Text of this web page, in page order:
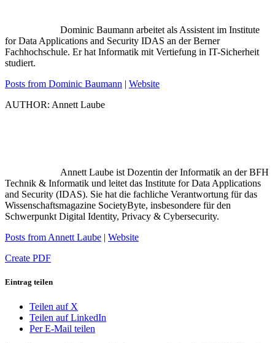
Dominic Baumann arbeitet als Assistent im Institute
for Data Applications and Security IDAS an der Berner
Fachhochschule. Er hat Informatik mit Vertiefung in IT-Sicherheit
studiert.
Posts from Dominic Baumann | Website
AUTHOR: Annett Laube
Annett Laube ist Dozentin der Informatik an der BFH
Technik & Informatik und leitet das Institute for Data Applications
and Security (IDAS). Sie hat die fachliche Verantwortung für das
Wissenschaftsmagazine SocietyByte, insbesondere für den
Schwerpunkt Digital Identity, Privacy & Cybersecurity.
Posts from Annett Laube | Website
Create PDF
Eintrag teilen
Teilen auf X
Teilen auf LinkedIn
Per E-Mail teilen